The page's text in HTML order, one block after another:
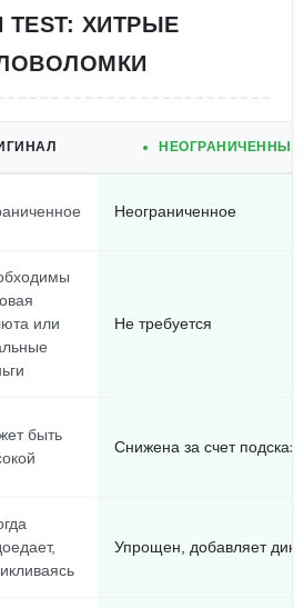
TEST: ХИТРЫЕ
Неограниченное
или
Не требуется
быть
Снижена за счет
Упрощен, добавляет